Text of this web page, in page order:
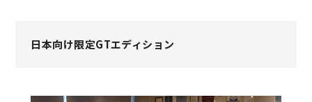
日本向け限定GTエディション